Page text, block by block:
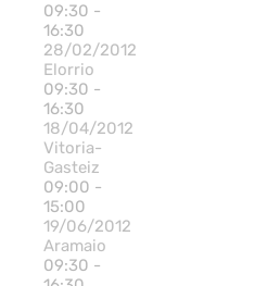
09:30 -
16:30
28/02/2012
Elorrio
09:30 -
16:30
18/04/2012
Vitoria-
Gasteiz
09:00 -
15:00
19/06/2012
Aramaio
09:30 -